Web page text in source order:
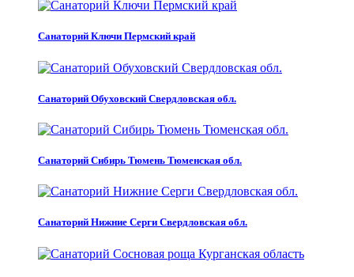
Санаторий Ключи Пермский край
Санаторий Обуховский Свердловская обл.
Санаторий Сибирь Тюмень Тюменская обл.
Санаторий Нижние Серги Свердловская обл.